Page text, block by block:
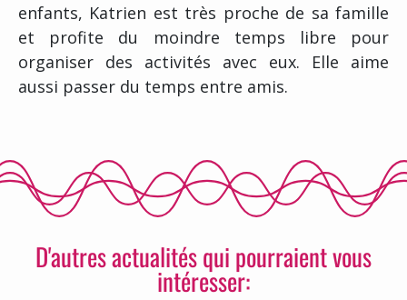
enfants, Katrien est très proche de sa famille
et profite du moindre temps libre pour
organiser des activités avec eux. Elle aime
aussi passer du temps entre amis.
D'autres actualités qui pourraient vous
intéresser: